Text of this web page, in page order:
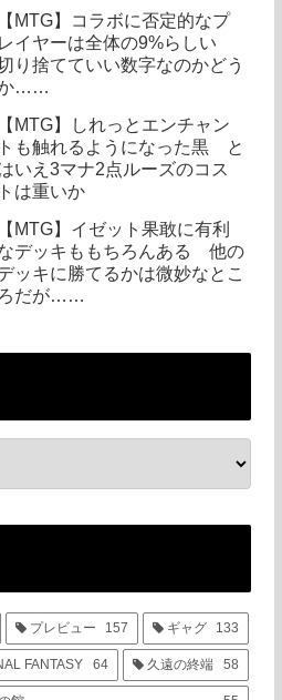
【MTG】コラボに否定的なプ
レイヤーは全体の9%らしい
り捨てていい数字なのかどう
……
【MTG】しれっとエンチャン
トも触れるようになった黒 と
いえ3マナ2点ルーズのコス
トは重いか
【MTG】イゼット果敢に有利
デッキももちろんある 他の
ッキに勝てるかは微妙なとこ
だが……
プレビュー 157 ギャグ 133
FANTASY 64 久遠の終端 58